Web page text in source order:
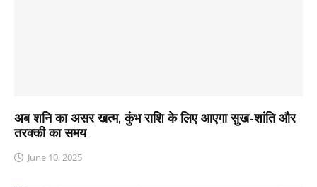
अब शनि का असर खत्म, कुंभ राशि के लिए आएगा सुख-शांति और
तरक्की का समय
June 10, 2025